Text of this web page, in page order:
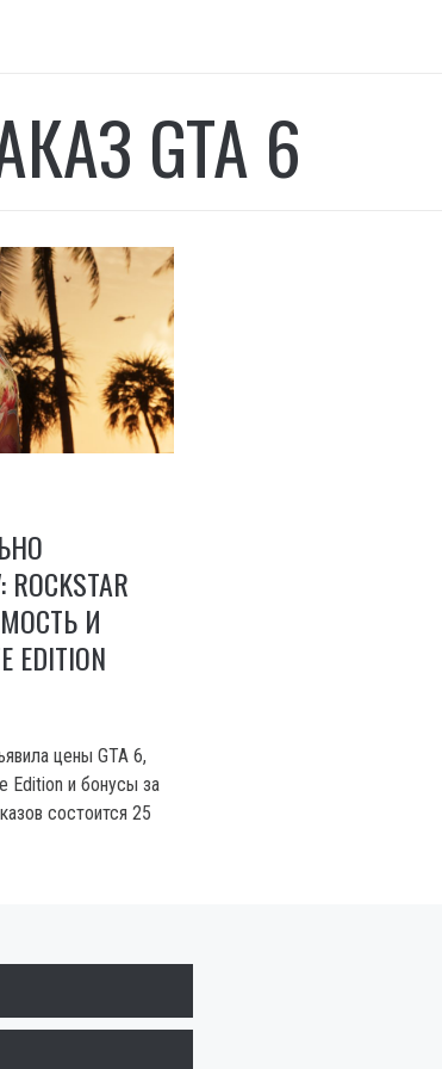
GTA 6
И
EDITION
цены GTA 6,
Edition и бонусы за
состоится 25